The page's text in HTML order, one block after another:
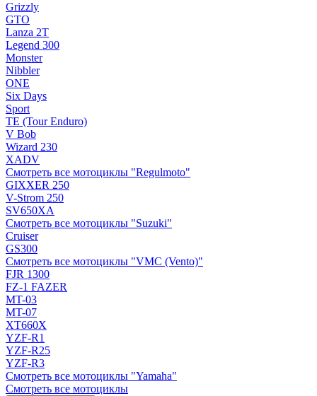
Grizzly
GTO
Lanza 2T
Legend 300
Monster
Nibbler
ONE
Six Days
Sport
TE (Tour Enduro)
V Bob
Wizard 230
XADV
Смотреть все мотоциклы "Regulmoto"
GIXXER 250
V-Strom 250
SV650XA
Смотреть все мотоциклы "Suzuki"
Cruiser
GS300
Смотреть все мотоциклы "VMC (Vento)"
FJR 1300
FZ-1 FAZER
MT-03
MT-07
XT660X
YZF-R1
YZF-R25
YZF-R3
Смотреть все мотоциклы "Yamaha"
Смотреть все мотоциклы